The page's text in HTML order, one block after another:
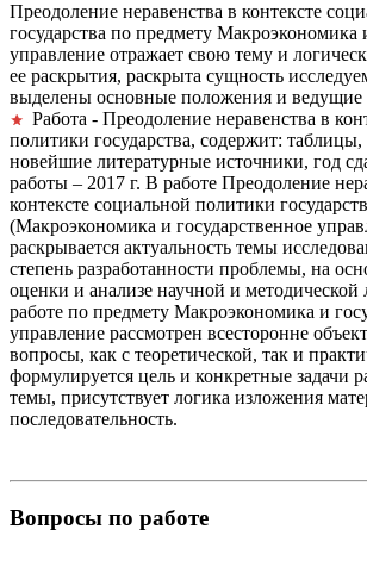
Преодоление неравенства в контексте
государства по предмету Макроэкономика
управление отражает свою тему и
ее раскрытия, раскрыта сущность
выделены основные положения и
Работа - Преодоление неравенства в
политики государства, содержит:
новейшие литературные источники, год
работы – 2017 г. В работе Преодоление
контексте социальной политики
(Макроэкономика и государственное
раскрывается актуальность темы
степень разработанности проблемы, на
оценки и анализе научной и методической
работе по предмету Макроэкономика и
управление рассмотрен всесторонне
вопросы, как с теоретической, так и
формулируется цель и конкретные задачи
темы, присутствует логика изложения
последовательность.
Вопросы по работе